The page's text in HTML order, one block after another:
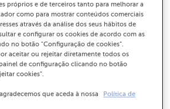
precisa de
fazer a
do Ensino
próprios e de terceiros tanto para melhorar a
como para mostrar conteúdos comerciais
através da análise dos seus hábitos de
e configurar os cookies de acordo com as
no botão "Configuração de cookies”.
aceitar ou rejeitar diretamente todos os
de configuração clicando no botão
cookies”.
que aceda à nossa
Política de